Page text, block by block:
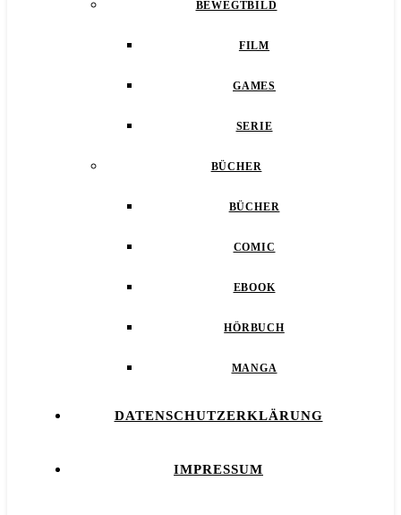
BEWEGTBILD
FILM
GAMES
SERIE
BÜCHER
BÜCHER
COMIC
EBOOK
HÖRBUCH
MANGA
DATENSCHUTZERKLÄRUNG
IMPRESSUM